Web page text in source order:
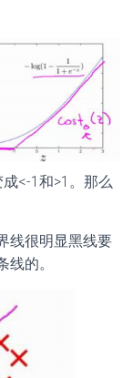
<-1和>1。那么
线很明显黑线要
的。